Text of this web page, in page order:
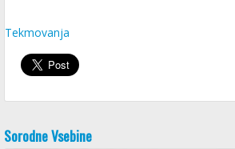
Tekmovanja
Sorodne Vsebine